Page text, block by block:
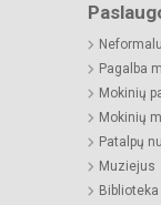
Pagalba
Mokinių
Mokinių
Patalpų
Muziejus
Biblioteka